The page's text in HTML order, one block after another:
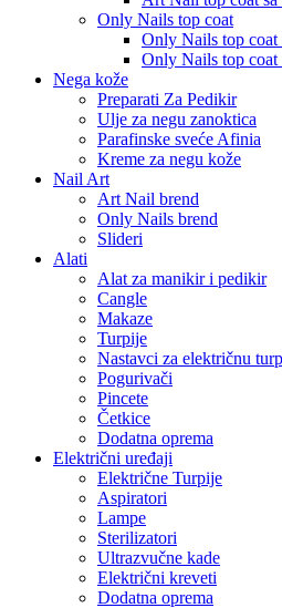
Only Nails top coat
Only Nails top coat
Only Nails top coat
Nega kože
Preparati Za Pedikir
Ulje za negu zanoktica
Parafinske sveće Afinia
Kreme za negu kože
Nail Art
Art Nail brend
Only Nails brend
Slideri
Alati
Alat za manikir i pedikir
Cangle
Makaze
Turpije
Nastavci za električnu
Pogurivači
Pincete
Četkice
Dodatna oprema
Električni uređaji
Električne Turpije
Aspiratori
Lampe
Sterilizatori
Ultrazvučne kade
Električni kreveti
Dodatna oprema